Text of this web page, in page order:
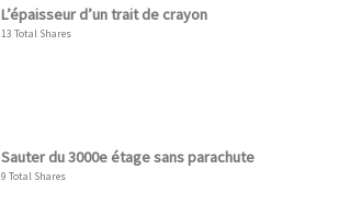
L’épaisseur d’un trait de crayon
13 Total Shares
Sauter du 3000e étage sans parachute
9 Total Shares